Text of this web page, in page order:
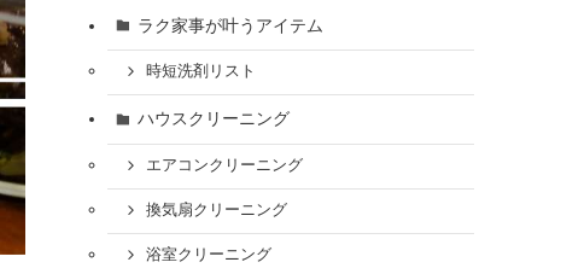
ラク家事が叶うアイテム
時短洗剤リスト
ハウスクリーニング
エアコンクリーニング
換気扇クリーニング
浴室クリーニング